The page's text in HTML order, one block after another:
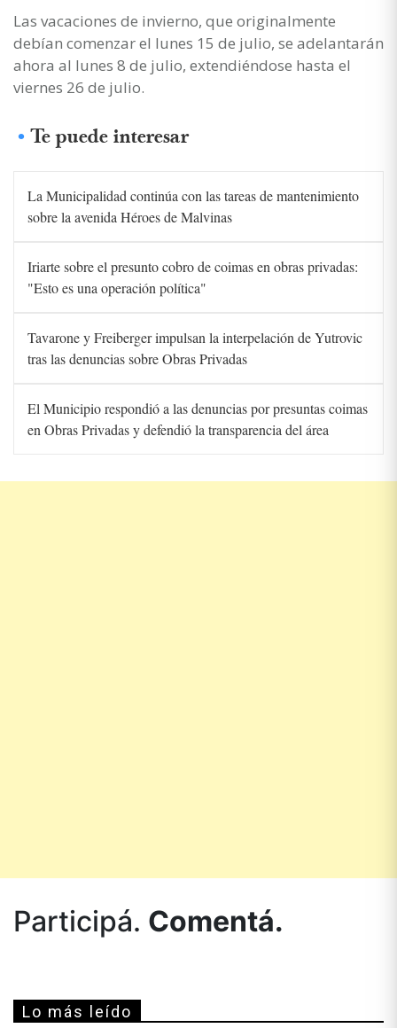
Las vacaciones de invierno, que originalmente
debían comenzar el lunes 15 de julio, se adelantarán
ahora al lunes 8 de julio, extendiéndose hasta el
viernes 26 de julio.
Te puede interesar
La Municipalidad continúa con las tareas de mantenimiento
sobre la avenida Héroes de Malvinas
Iriarte sobre el presunto cobro de coimas en obras privadas:
"Esto es una operación política"
Tavarone y Freiberger impulsan la interpelación de Yutrovic
tras las denuncias sobre Obras Privadas
El Municipio respondió a las denuncias por presuntas coimas
en Obras Privadas y defendió la transparencia del área
Participá. Comentá.
Lo más leído